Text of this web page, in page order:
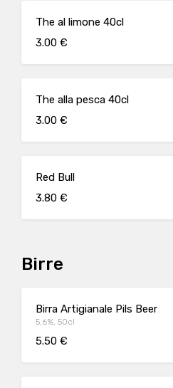
The al limone 40cl
3.00 €
The alla pesca 40cl
3.00 €
Red Bull
3.80 €
Birre
Birra Artigianale Pils Beer
5,6%, 50cl
5.50 €